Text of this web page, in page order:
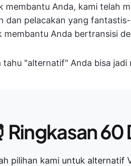
membantu Anda, kami telah
dan pelacakan yang
membantu Anda bertransisi
tahu "alternatif" Anda bisa
Ringkasan 60
pilihan kami untuk alternatif